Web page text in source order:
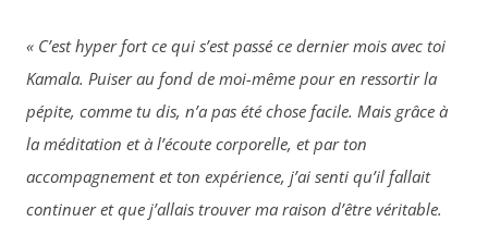
« C’est hyper fort ce qui s’est passé ce dernier mois avec toi
Kamala. Puiser au fond de moi-même pour en ressortir la
pépite, comme tu dis, n’a pas été chose facile. Mais grâce à
la méditation et à l’écoute corporelle, et par ton
accompagnement et ton expérience, j’ai senti qu’il fallait
continuer et que j’allais trouver ma raison d’être véritable.